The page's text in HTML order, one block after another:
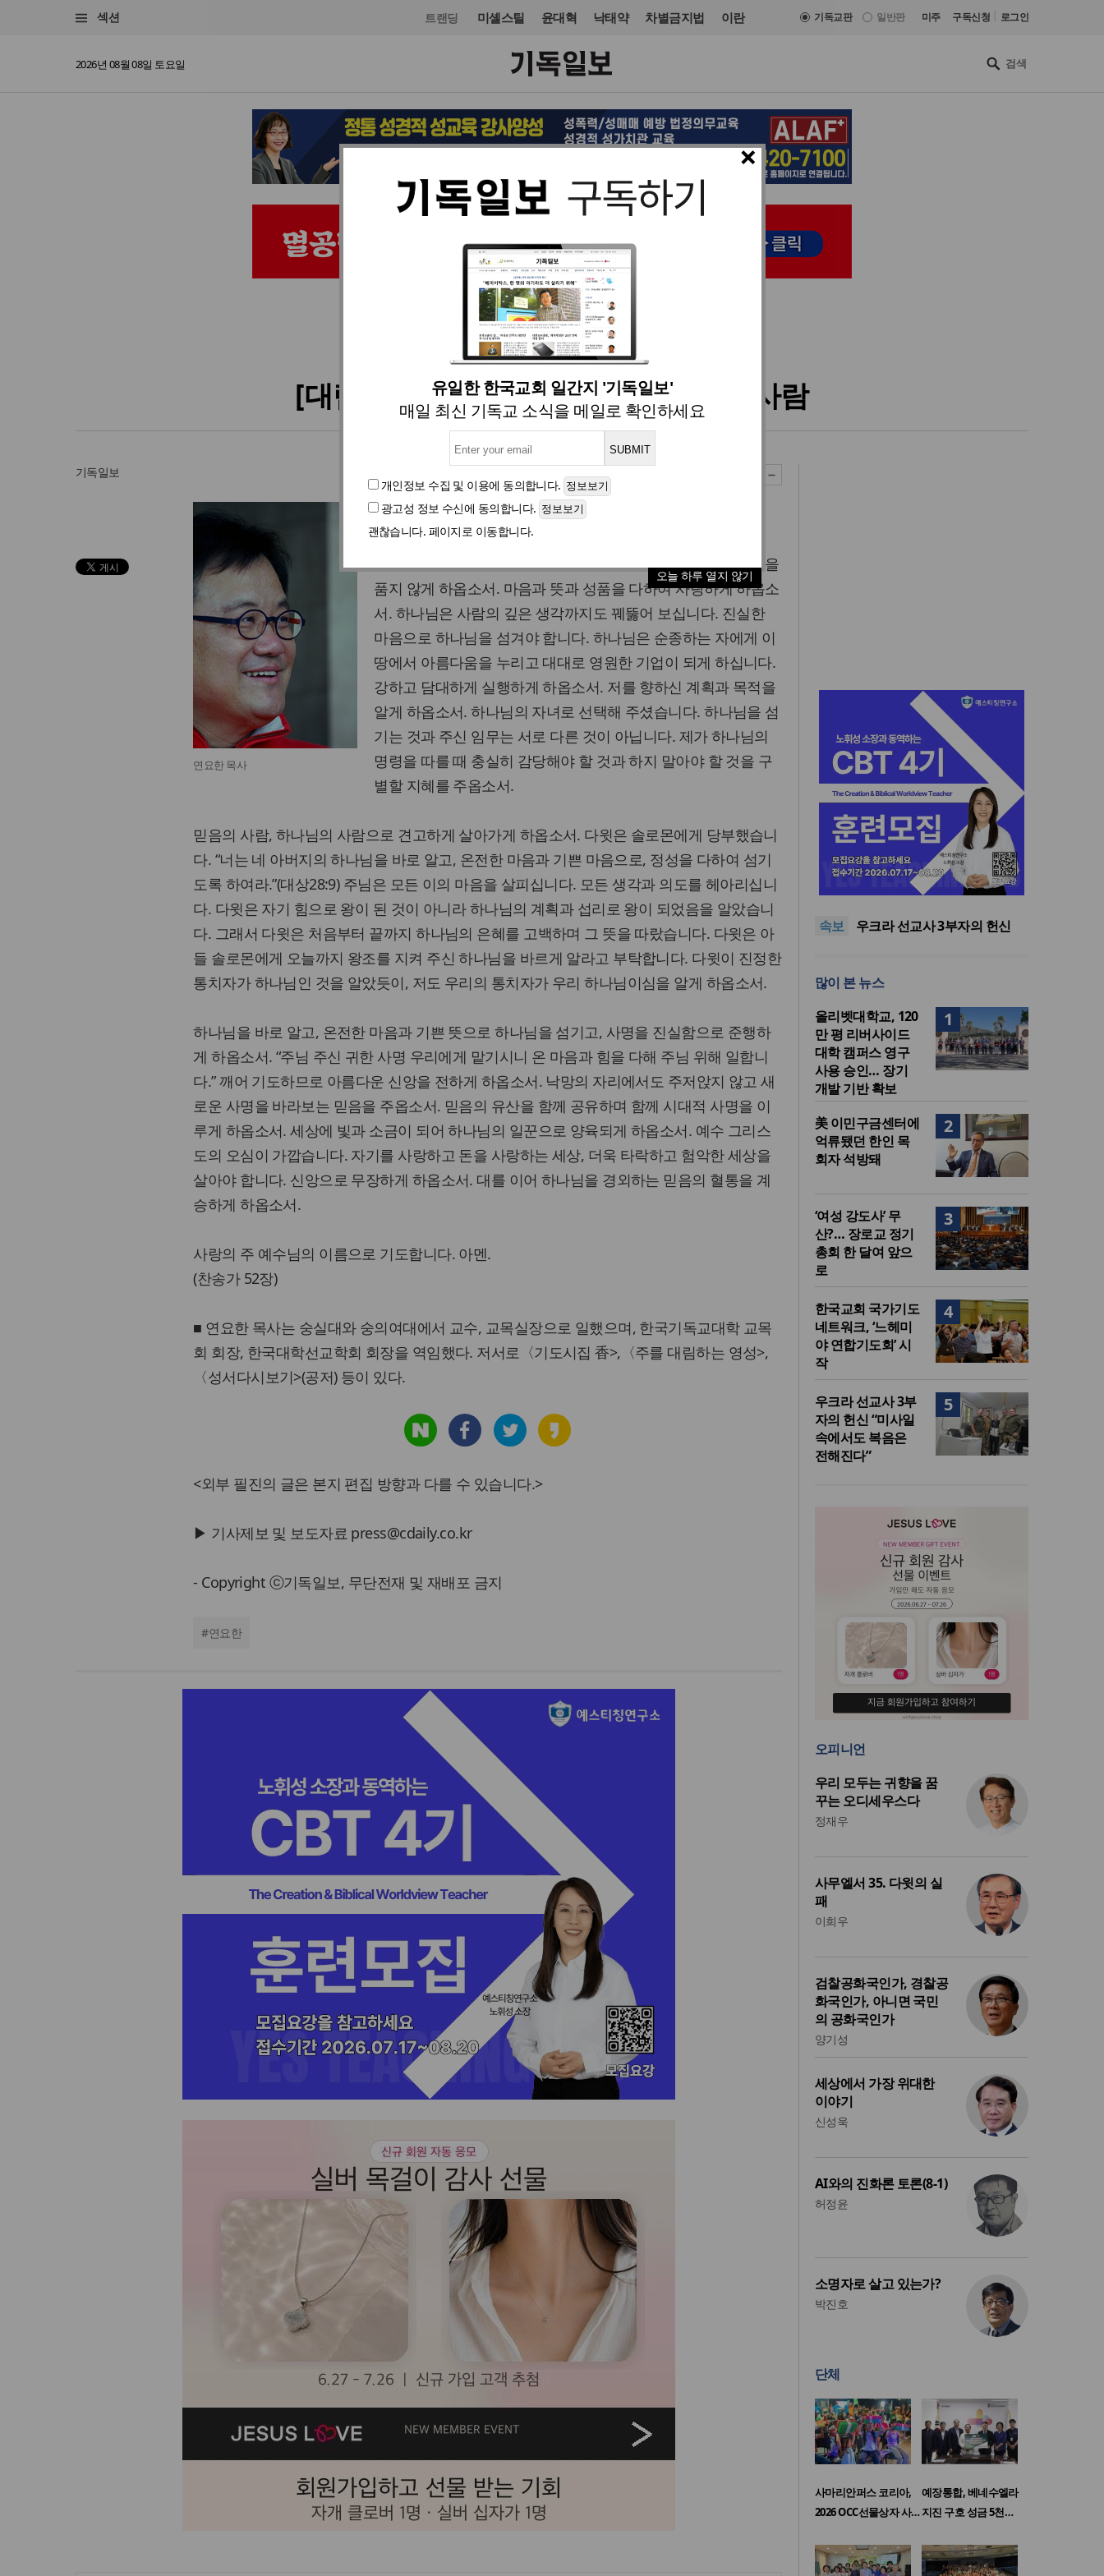
섹션 트랜딩 미셸스틸 윤대혁 낙태약 차별금지법 이란 기독교판 일반판 미주 구독신청 로그인
2026년 08월 08일 토요일
×
유일한 한국교회 일간지 '기독일보'
매일 최신 기독교 소식을 메일로 확인하세요
개인정보 수집 및 이용에 동의합니다.
광고성 정보 수신에 동의합니다.
괜찮습니다. 페이지로 이동합니다.
오늘 하루 열지 않기
오피니언·칼럼 입력 2022. 12. 12 07:04
[대림절 기도] 믿음의 사람, 하나님의 사람
기독일보
연요한 목사
사랑의 하나님!
온전한 마음과 기쁜 뜻으로 하나님을 섬기게 하옵소서. 두 마음을
품지 않게 하옵소서. 마음과 뜻과 성품을 다하여 사랑하게 하옵소
서. 하나님은 사람의 깊은 생각까지도 꿰뚫어 보십니다. 진실한
마음으로 하나님을 섬겨야 합니다. 하나님은 순종하는 자에게 이
땅에서 아름다움을 누리고 대대로 영원한 기업이 되게 하십니다.
강하고 담대하게 실행하게 하옵소서. 저를 향하신 계획과 목적을
알게 하옵소서. 하나님의 자녀로 선택해 주셨습니다. 하나님을 섬
기는 것과 주신 임무는 서로 다른 것이 아닙니다. 제가 하나님의
명령을 따를 때 충실히 감당해야 할 것과 하지 말아야 할 것을 구
별할 지혜를 주옵소서.
믿음의 사람, 하나님의 사람으로 견고하게 살아가게 하옵소서. 다윗은 솔로몬에게 당부했습니
다. “너는 네 아버지의 하나님을 바로 알고, 온전한 마음과 기쁜 마음으로, 정성을 다하여 섬기
도록 하여라.”(대상28:9) 주님은 모든 이의 마음을 살피십니다. 모든 생각과 의도를 헤아리십니
다. 다윗은 자기 힘으로 왕이 된 것이 아니라 하나님의 계획과 섭리로 왕이 되었음을 알았습니
다. 그래서 다윗은 처음부터 끝까지 하나님의 은혜를 고백하며 그 뜻을 따랐습니다. 다윗은 아
들 솔로몬에게 오늘까지 왕조를 지켜 주신 하나님을 바르게 알라고 부탁합니다. 다윗이 진정한
통치자가 하나님인 것을 알았듯이, 저도 우리의 통치자가 우리 하나님이심을 알게 하옵소서.
하나님을 바로 알고, 온전한 마음과 기쁜 뜻으로 하나님을 섬기고, 사명을 진실함으로 준행하
게 하옵소서. “주님 주신 귀한 사명 우리에게 맡기시니 온 마음과 힘을 다해 주님 위해 일합니
다.” 깨어 기도하므로 아름다운 신앙을 전하게 하옵소서. 낙망의 자리에서도 주저앉지 않고 새
로운 사명을 바라보는 믿음을 주옵소서. 믿음의 유산을 함께 공유하며 함께 시대적 사명을 이
루게 하옵소서. 세상에 빛과 소금이 되어 하나님의 일꾼으로 양육되게 하옵소서. 예수 그리스
도의 오심이 가깝습니다. 자기를 사랑하고 돈을 사랑하는 세상, 더욱 타락하고 험악한 세상을
살아야 합니다. 신앙으로 무장하게 하옵소서. 대를 이어 하나님을 경외하는 믿음의 혈통을 계
승하게 하옵소서.
사랑의 주 예수님의 이름으로 기도합니다. 아멘.
(찬송가 52장)
■ 연요한 목사는 숭실대와 숭의여대에서 교수, 교목실장으로 일했으며, 한국기독교대학 교목
회 회장, 한국대학선교학회 회장을 역임했다. 저서로〈기도시집 香>,〈주를 대림하는 영성>,
〈성서다시보기>(공저) 등이 있다.
<외부 필진의 글은 본지 편집 방향과 다를 수 있습니다.>
▶ 기사제보 및 보도자료 press@cdaily.co.kr
- Copyright ⓒ기독일보, 무단전재 및 재배포 금지
#연요한
속보
인도 마하라슈트라주 개종 금
지법 시행… 기독교계 강력 반
올리벳대학교, 120만 평 리버사
인… 장기 개발 기반 확보
한인 목회자 석방돼
우크라 선교사 3부자의 헌신
지법 시행… 기독교계 강력 반
올리벳대학교, 120만 평 리버사
이드 대학 캠퍼스 영구 사용 승
인… 장기 개발 기반 확보
많이 본 뉴스
1
올리벳대학교, 120
만 평 리버사이드
대학 캠퍼스 영구
사용 승인… 장기
개발 기반 확보
2
美 이민구금센터에
억류됐던 한인 목
회자 석방돼
3
‘여성 강도사’ 무
산?… 장로교 정기
총회 한 달여 앞으
로
4
한국교회 국가기도
네트워크, ‘느헤미
야 연합기도회’ 시
작
5
우크라 선교사 3부
자의 헌신 “미사일
속에서도 복음은
전해진다”
오피니언
우리 모두는 귀향을 꿈
꾸는 오디세우스다
정재우
사무엘서 35. 다윗의 실
패
이희우
검찰공화국인가, 경찰공
화국인가, 아니면 국민
의 공화국인가
양기성
세상에서 가장 위대한
이야기
신성욱
AI와의 진화론 토론(8-1)
허정윤
소명자로 살고 있는가?
박진호
단체
사마리안퍼스 코리아,
2026 OCC선물상자 사…
예장통합, 베네수엘라
지진 구호 성금 5천…